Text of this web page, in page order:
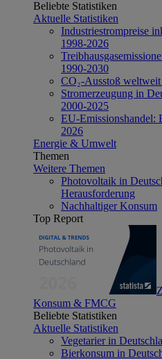
Beliebte Statistiken
Aktuelle Statistiken
Industriestrompreise
1998-2026
1990-2030
CO₂-Ausstoß
Stromerzeugung in
2000-2025
EU-Emissionshandel:
2026
Energie & Umwelt
Themen
Weitere Themen
Photovoltaik in
Herausforderung
Nachhaltiger Konsum
Top Report
Konsum & FMCG
Beliebte Statistiken
Aktuelle Statistiken
Vegetarier in
Bierkonsum in